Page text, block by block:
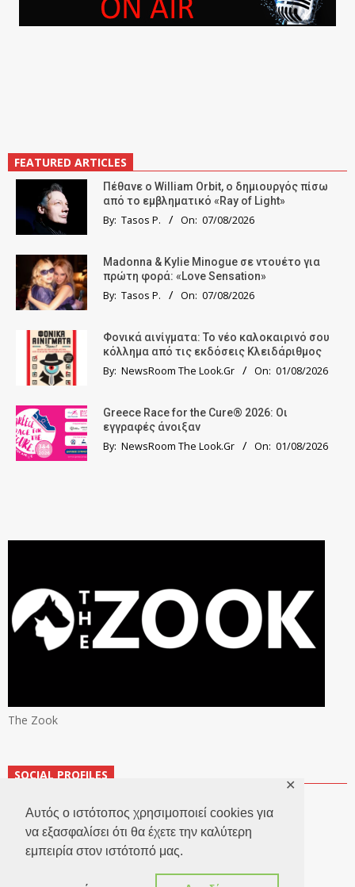
Αυτός ο ιστότοπος χρησιμοποιεί cookies για
να εξασφαλίσει ότι θα έχετε την καλύτερη
εμπειρία στον ιστότοπό μας.
✕
FEATURED ARTICLES
Πέθανε ο William Orbit, ο δημιουργός πίσω
από το εμβληματικό «Ray of Light»
By: Tasos P. On: 07/08/2026
Madonna & Kylie Minogue σε ντουέτο για
πρώτη φορά: «Love Sensation»
By: Tasos P. On: 07/08/2026
Φονικά αινίγματα: Το νέο καλοκαιρινό σου
κόλλημα από τις εκδόσεις Κλειδάριθμος
By: NewsRoom The Look.Gr On: 01/08/2026
Greece Race for the Cure® 2026: Οι
εγγραφές άνοιξαν
By: NewsRoom The Look.Gr On: 01/08/2026
The Zook
SOCIAL PROFILES